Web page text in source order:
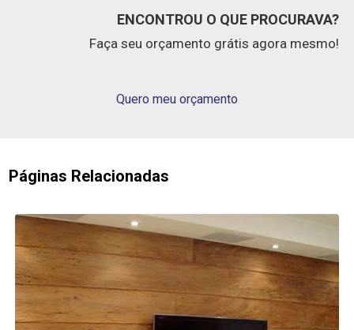
ENCONTROU O QUE PROCURAVA?
Faça seu orçamento grátis agora mesmo!
Quero meu orçamento
Páginas Relacionadas